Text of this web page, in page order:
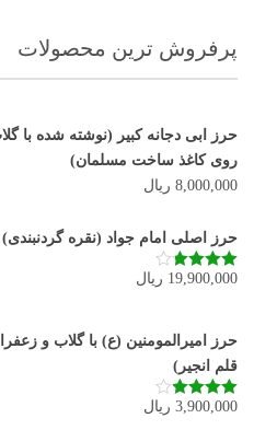
پرفروش ترین محصولات
حرز ابی دجانه کبیر (نوشته شده با
روی کاغذ ساخت مسلمان)
8,000,000 ریال
حرز اصلی امام جواد (نقره گردنبندی)
نمره3.80
19,900,000 ریال
حرز امیرالمومنین (ع) با گلاب و
قلم انجیر)
نمره3.92
3,900,000 ریال